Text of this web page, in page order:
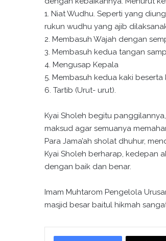
1. Niat Wudhu. Seperti yang
rukun wudhu yang ajib
2. Membasuh Wajah dengan
3. Membasuh kedua tangan
4. Mengusap Kepala
5. Membasuh kedua kaki beserta
6. Tartib (Urut- urut).
Kyai Sholeh begitu
maksud agar semuanya
Para Jama’ah sholat dhuhur,
Kyai Sholeh berharap, kedepan
dengan baik dan benar.
Imam Muhtarom Pengelola
masjid besar baitul hikmah